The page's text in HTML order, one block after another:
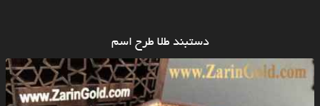
دستبند طلا طرح اسم